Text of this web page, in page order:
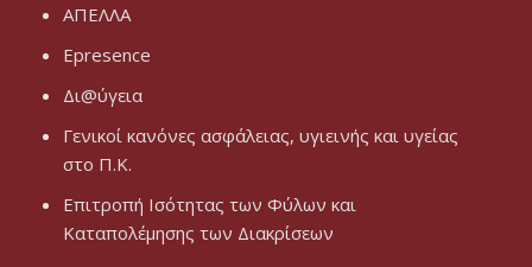
ΑΠΕΛΛΑ
Epresence
Δι@ύγεια
Γενικοί κανόνες ασφάλειας, υγιεινής και υγείας
στο Π.Κ.
Επιτροπή Ισότητας των Φύλων και
Καταπολέμησης των Διακρίσεων